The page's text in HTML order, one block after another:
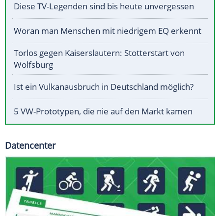
Diese TV-Legenden sind bis heute unvergessen
Woran man Menschen mit niedrigem EQ erkennt
Torlos gegen Kaiserslautern: Stotterstart von
Wolfsburg
Ist ein Vulkanausbruch in Deutschland möglich?
5 VW-Prototypen, die nie auf den Markt kamen
Datencenter